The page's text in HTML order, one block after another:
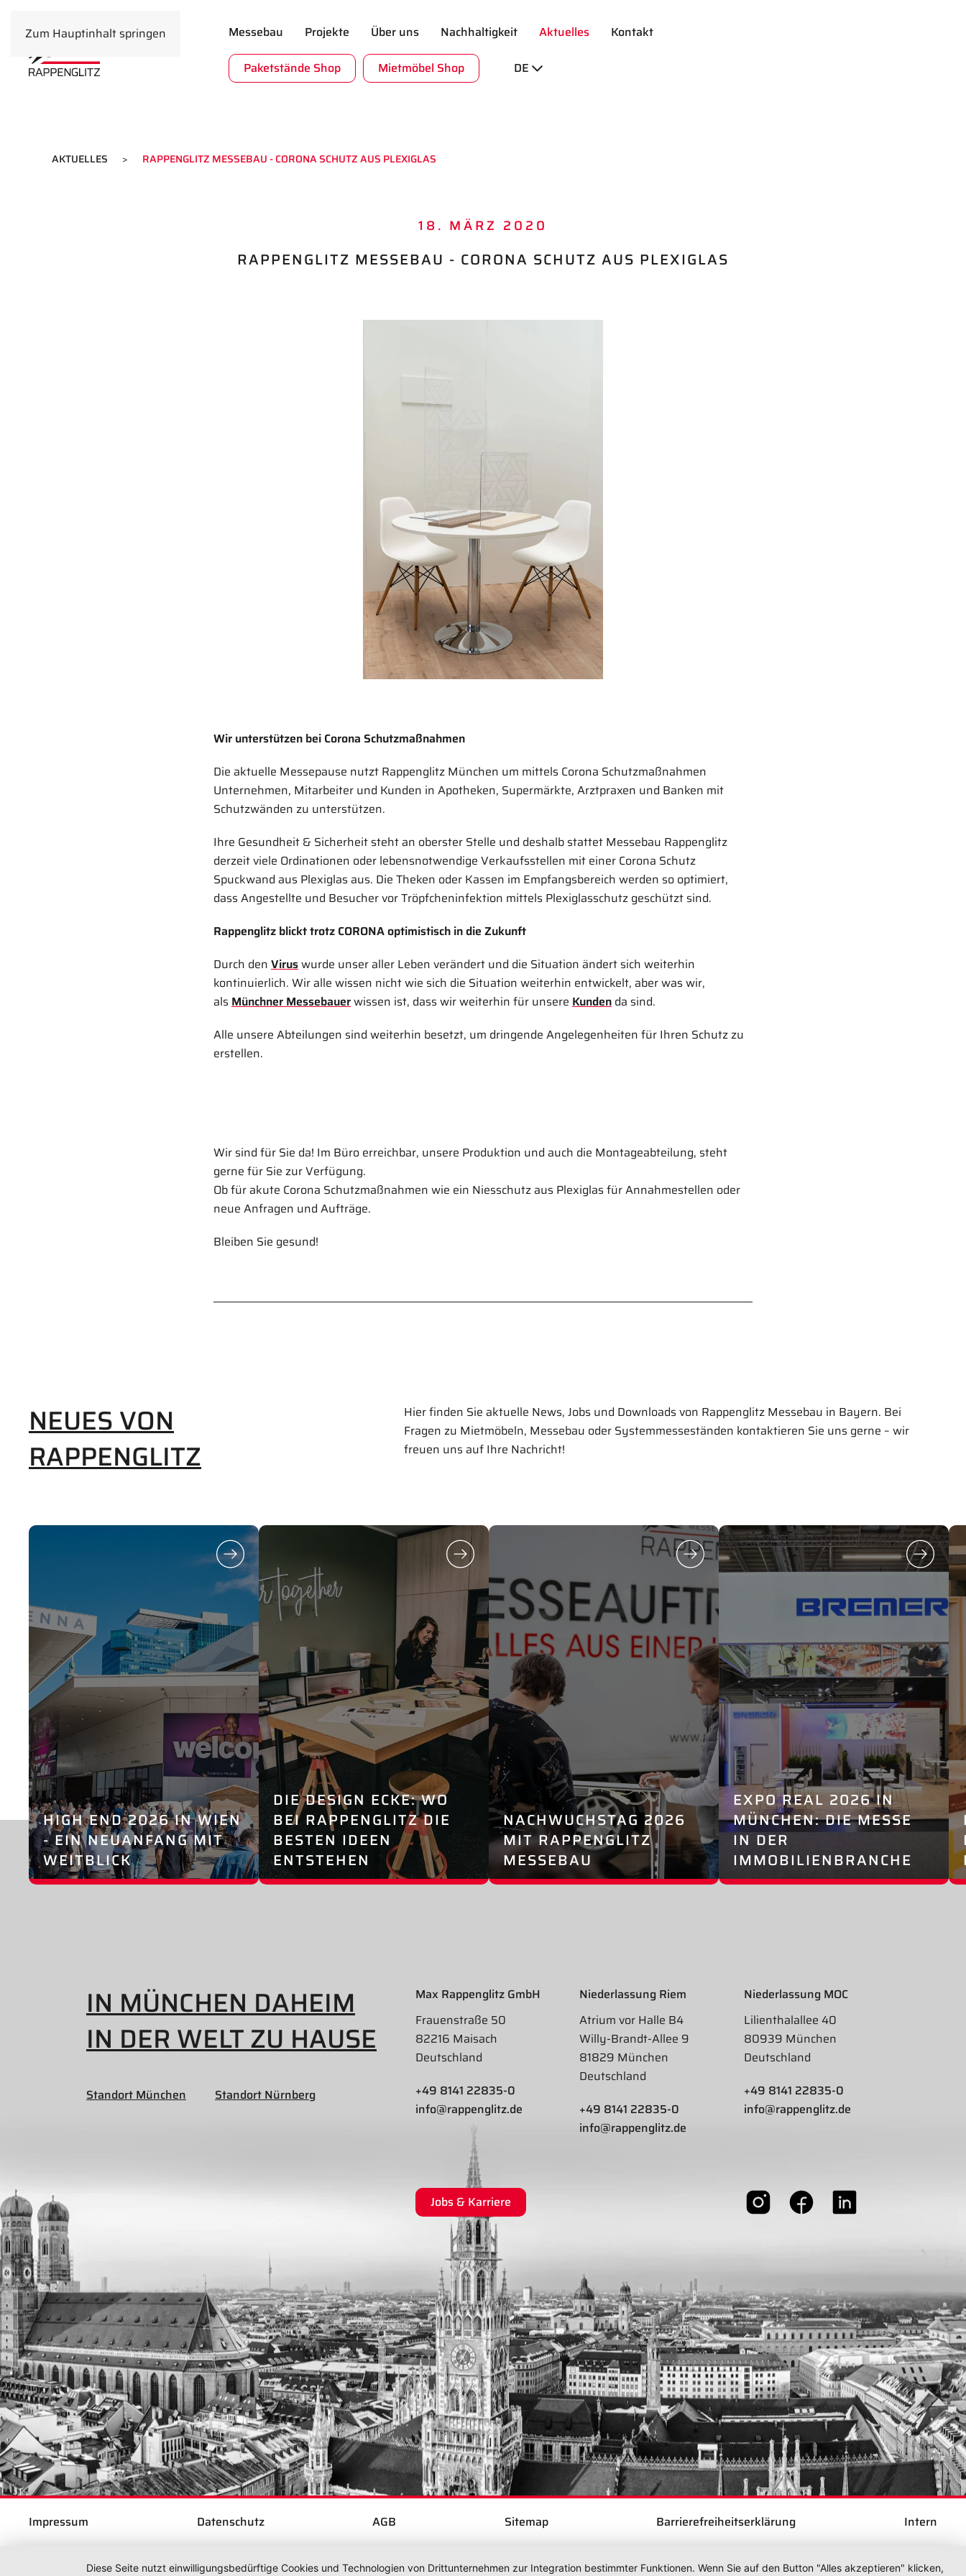
Zum Hauptinhalt springen Messebau Projekte Über uns Nachhaltigkeit Aktuelles
Kontakt
Paketstände Shop
Mietmöbel Shop DE
AKTUELLES RAPPENGLITZ MESSEBAU - CORONA SCHUTZ AUS PLEXIGLAS
18. MÄRZ 2020
RAPPENGLITZ MESSEBAU - CORONA SCHUTZ AUS PLEXIGLAS
Wir unterstützen bei Corona Schutzmaßnahmen
Die aktuelle Messepause nutzt Rappenglitz München um mittels Corona Schutzmaßnahmen
Unternehmen, Mitarbeiter und Kunden in Apotheken, Supermärkte, Arztpraxen und Banken mit
Schutzwänden zu unterstützen.
Ihre Gesundheit & Sicherheit steht an oberster Stelle und deshalb stattet Messebau Rappenglitz
derzeit viele Ordinationen oder lebensnotwendige Verkaufsstellen mit einer Corona Schutz
Spuckwand aus Plexiglas aus. Die Theken oder Kassen im Empfangsbereich werden so optimiert,
dass Angestellte und Besucher vor Tröpfcheninfektion mittels Plexiglasschutz geschützt sind.
Rappenglitz blickt trotz CORONA optimistisch in die Zukunft
Durch den Viruswurde unser aller Leben verändert und die Situation ändert sich weiterhin
kontinuierlich. Wir alle wissen nicht wie sich die Situation weiterhin entwickelt, aber was wir,
als Münchner Messebauerwissen ist, dass wir weiterhin für unsere Kunden da sind.
Alle unsere Abteilungen sind weiterhin besetzt, um dringende Angelegenheiten für Ihren Schutz zu
erstellen.
Wir sind für Sie da! Im Büro erreichbar, unsere Produktion und auch die Montageabteilung, steht
gerne für Sie zur Verfügung.
Ob für akute Corona Schutzmaßnahmen wie ein Niesschutz aus Plexiglas für Annahmestellen oder
neue Anfragen und Aufträge.
Bleiben Sie gesund!
NEUES VON
RAPPENGLITZ
Hier finden Sie aktuelle News, Jobs und Downloads von Rappenglitz Messebau in Bayern. Bei
Fragen zu Mietmöbeln, Messebau oder Systemmesseständen kontaktieren Sie uns gerne – wir
freuen uns auf Ihre Nachricht!
HIGH END 2026 IN WIEN
- EIN NEUANFANG MIT
WEITBLICK
DIE DESIGN ECKE: WO
BEI RAPPENGLITZ DIE
BESTEN IDEEN
ENTSTEHEN
NACHWUCHSTAG 2026
MIT RAPPENGLITZ
MESSEBAU
EXPO REAL 2026 IN
MÜNCHEN: DIE MESSE
IN DER
IMMOBILIENBRANCHE
IN MÜNCHEN DAHEIM
IN DER WELT ZU HAUSE
Standort München Standort Nürnberg
Max Rappenglitz GmbH
Frauenstraße 50
82216 Maisach
Deutschland
+49 8141 22835-0
info@rappenglitz.de
Niederlassung Riem
Atrium vor Halle B4
Willy-Brandt-Allee 9
81829 München
Deutschland
+49 8141 22835-0
info@rappenglitz.de
Niederlassung MOC
Lilienthalallee 40
80939 München
Deutschland
+49 8141 22835-0
info@rappenglitz.de
Jobs & Karriere
Impressum Datenschutz AGB Sitemap Barrierefreiheitserklärung Intern
Diese Seite nutzt einwilligungsbedürftige Cookies und Technologien von Drittunternehmen zur Integration bestimmter Funktionen. Wenn Sie auf den Button "Alles akzeptieren" klicken,